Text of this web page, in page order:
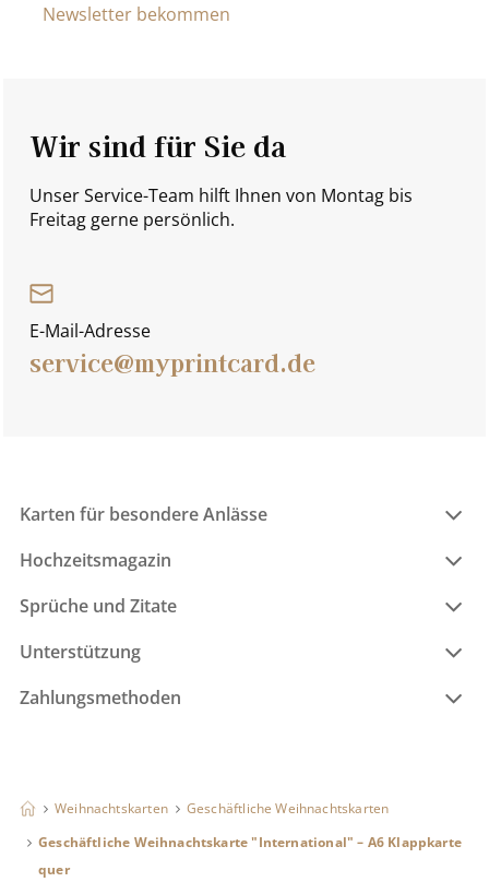
Newsletter bekommen
Wir sind für Sie da
Unser Service-Team hilft Ihnen von Montag bis
Freitag gerne persönlich.
E-Mail-Adresse
service@myprintcard.de
Karten für besondere Anlässe
Hochzeitsmagazin
Sprüche und Zitate
Unterstützung
Zahlungsmethoden
Weihnachtskarten
Geschäftliche Weihnachtskarten
Geschäftliche Weihnachtskarte "International" – A6 Klappkarte
quer